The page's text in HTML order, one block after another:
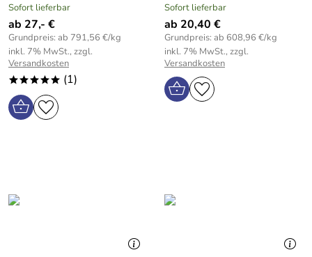
Sofort lieferbar
ab 27,- €
Grundpreis: ab 791,56 €/kg
inkl. 7% MwSt., zzgl.
Versandkosten
***** (1)
Sofort lieferbar
ab 20,40 €
Grundpreis: ab 608,96 €/kg
inkl. 7% MwSt., zzgl.
Versandkosten